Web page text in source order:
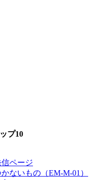
プ10
ページ
ないもの（EM-M-01）